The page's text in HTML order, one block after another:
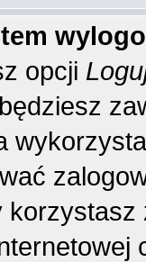
opcji